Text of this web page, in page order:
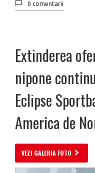
0 comentarii
Extinderea
nipone
Eclipse
America de
VEZI GALERIA FOTO